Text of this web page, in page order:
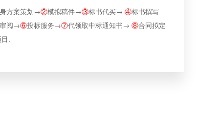
方案策划→②模拟稿件→③标书代买→ ④标书撰写
阅→⑥投标服务→⑦代领取中标通知书→ ⑧合同拟定
.